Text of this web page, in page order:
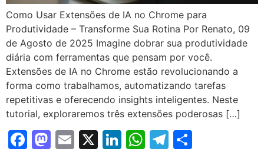
Como Usar Extensões de IA no Chrome para
Produtividade – Transforme Sua Rotina Por Renato, 09
de Agosto de 2025 Imagine dobrar sua produtividade
diária com ferramentas que pensam por você.
Extensões de IA no Chrome estão revolucionando a
forma como trabalhamos, automatizando tarefas
repetitivas e oferecendo insights inteligentes. Neste
tutorial, exploraremos três extensões poderosas […]
Facebook
Mastodon
Email
X LinkedIn
WhatsApp
Telegram